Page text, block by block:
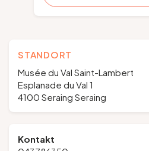
STANDORT
Musée du Val Saint-Lambert
Esplanade du Val 1
4100 Seraing Seraing
Kontakt